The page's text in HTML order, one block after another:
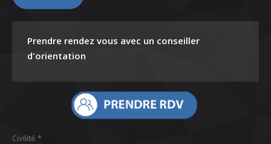
Prendre rendez vous avec un conseiller
d'orientation
Civilité *